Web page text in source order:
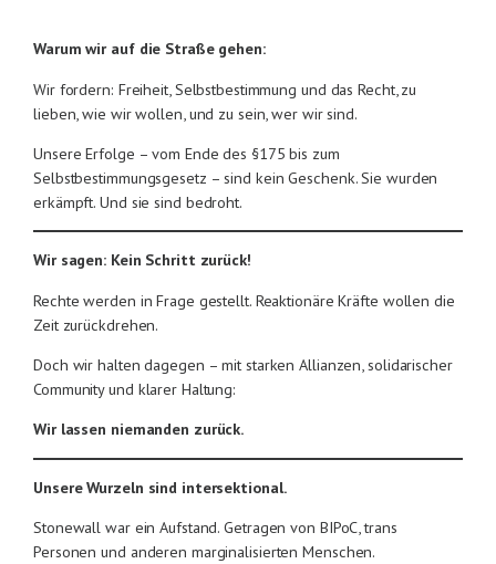
Warum wir auf die Straße gehen:
Wir fordern: Freiheit, Selbstbestimmung und das Recht, zu
lieben, wie wir wollen, und zu sein, wer wir sind.
Unsere Erfolge – vom Ende des §175 bis zum
Selbstbestimmungsgesetz – sind kein Geschenk. Sie wurden
erkämpft. Und sie sind bedroht.
Wir sagen: Kein Schritt zurück!
Rechte werden in Frage gestellt. Reaktionäre Kräfte wollen die
Zeit zurückdrehen.
Doch wir halten dagegen – mit starken Allianzen, solidarischer
Community und klarer Haltung:
Wir lassen niemanden zurück.
Unsere Wurzeln sind intersektional.
Stonewall war ein Aufstand. Getragen von BIPoC, trans
Personen und anderen marginalisierten Menschen.